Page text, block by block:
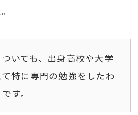
いても、出身高校や大学
特に専門の勉強をしたわ
す。